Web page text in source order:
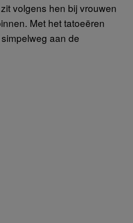
volgens hen bij vrouwen
Met het tatoeëren
aan de